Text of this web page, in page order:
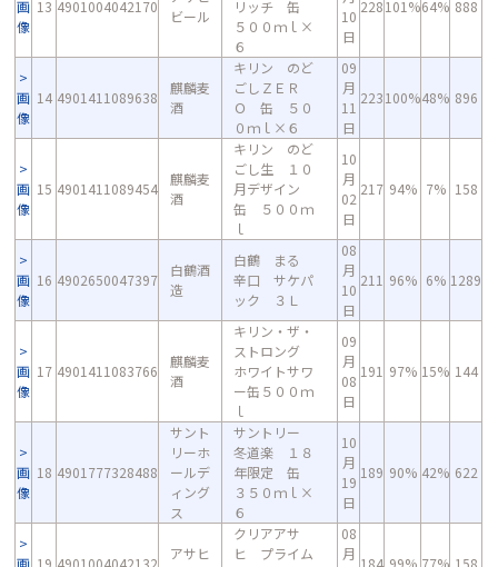
画
像
13 4901004042170
ビール
リッチ 缶
５００ｍｌ×
６
10
日
228101%64% 888
画
像
14 4901411089638
麒麟麦
酒
キリン のど
ごしＺＥＲ
Ｏ 缶 ５０
０ｍｌ×６
09
月
11
日
223100%48% 896
画
像
15 4901411089454
麒麟麦
酒
キリン のど
ごし生 １０
月デザイン
缶 ５００ｍ
ｌ
10
月
02
日
217 94% 7% 158
画
像
16 4902650047397
白鶴酒
造
白鶴 まる
辛口 サケパ
ック ３Ｌ
08
月
10
日
211 96% 6% 1289
画
像
17 4901411083766
麒麟麦
酒
キリン・ザ・
ストロング
ホワイトサワ
ー缶５００ｍ
ｌ
09
月
08
日
191 97% 15% 144
画
像
18 4901777328488
サント
リーホ
ールデ
ィング
ス
サントリー
冬道楽 １８
年限定 缶
３５０ｍｌ×
６
10
月
19
日
189 90% 42% 622
画 19 4901004042132
アサヒ
クリアアサ
ヒ プライム
08
月
184 99% 77% 158